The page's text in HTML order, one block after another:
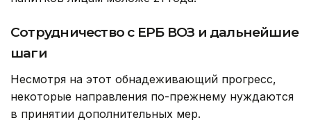
Сотрудничество с ЕРБ ВОЗ и дальнейшие
шаги
Несмотря на этот обнадеживающий прогресс,
некоторые направления по-прежнему нуждаются
в принятии дополнительных мер.